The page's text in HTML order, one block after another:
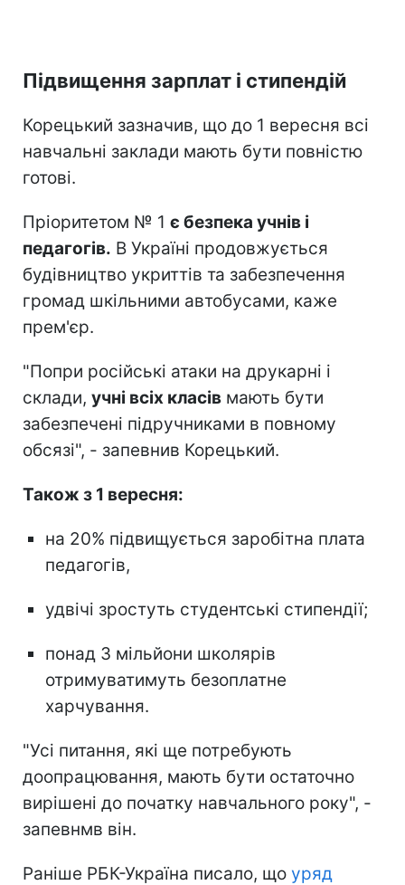
Підвищення зарплат і стипендій
Корецький зазначив, що до 1 вересня всі
навчальні заклади мають бути повністю
готові.
Пріоритетом № 1 є безпека учнів і
педагогів. В Україні продовжується
будівництво укриттів та забезпечення
громад шкільними автобусами, каже
прем'єр.
"Попри російські атаки на друкарні і
склади, учні всіх класів мають бути
забезпечені підручниками в повному
обсязі", - запевнив Корецький.
Також з 1 вересня:
на 20% підвищується заробітна плата
педагогів,
удвічі зростуть студентські стипендії;
понад 3 мільйони школярів
отримуватимуть безоплатне
харчування.
"Усі питання, які ще потребують
доопрацювання, мають бути остаточно
вирішені до початку навчального року", -
запевнмв він.
Раніше РБК-Україна писало, що уряд